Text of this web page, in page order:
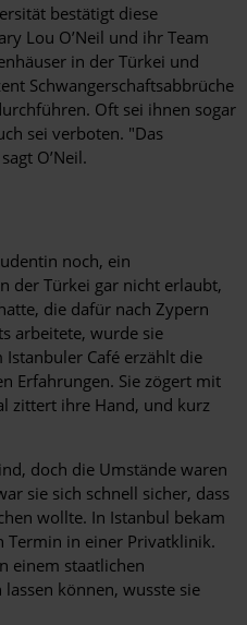
bestätigt diese
Lou O’Neil und ihr Team
in der Türkei und
Schwangerschaftsabbrüche
Oft sei ihnen sogar
sei verboten. "Das
O’Neil.
noch, ein
der Türkei gar nicht erlaubt,
die dafür nach Zypern
arbeitete, wurde sie
Café erzählt die
Erfahrungen. Sie zögert mit
zittert ihre Hand, und kurz
doch die Umstände waren
sie sich schnell sicher, dass
wollte. In ­Istanbul bekam
Termin in einer Privatklinik.
einem staat­lichen
können, wusste sie